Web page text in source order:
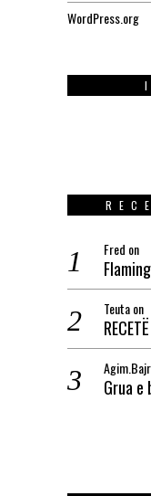
WordPress.org
Fred on
Teutaon
Grua e